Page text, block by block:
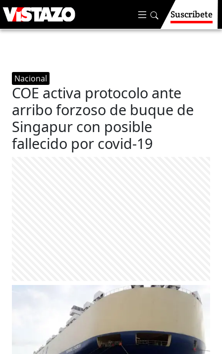
Suscríbete
Nacional
COE activa protocolo ante
arribo forzoso de buque de
Singapur con posible
fallecido por covid-19